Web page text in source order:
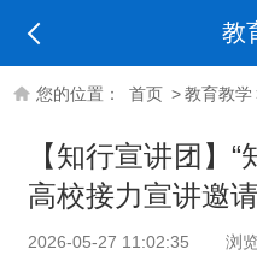
教
您的位置： 首页 >教育教学
【知行宣讲团】
高校接力宣讲邀
2026-05-27 11:02:35 浏